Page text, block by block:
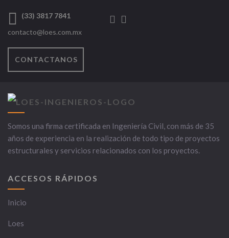
(33) 3817 7841
contacto@loes.com.mx
CONTACTANOS
Somos una firma certificada en Ingeniería Civil, con más de 35
años de experiencia en la realización de todo tipo de proyectos
estructurales y servicios relacionados con los proyectos.
ACCESOS RÁPIDOS
Inicio
Loes